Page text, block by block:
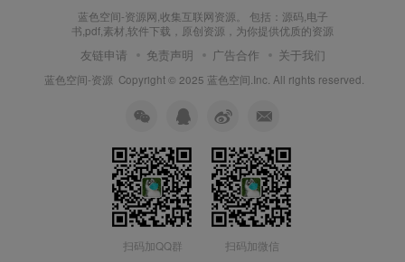
蓝色空间-资源网,收集互联网资源。 包括：源码,电子
书,pdf,素材,软件下载，原创资源，为你提供优质的资源
友链申请 免责声明 广告合作 关于我们
蓝色空间-资源 Copyright © 2025 蓝色空间.Inc. All rights reserved.
扫码加QQ群 扫码加微信